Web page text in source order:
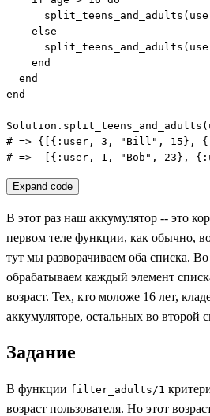
    else
    end
  end
end
# => {[{:user, 3, "Bill", 15},
# =>  [{:user, 1, "Bob", 23},
Expand code
В этот раз наш аккумулятор -- это
первом теле функции, как обычно,
тут мы разворачиваем оба списка.
обрабатываем каждый элемент
возраст. Тех, кто моложе 16 лет,
аккумуляторе, остальных во второй
Задание
В функции filter_adults/1
возраст пользователя. Но этот